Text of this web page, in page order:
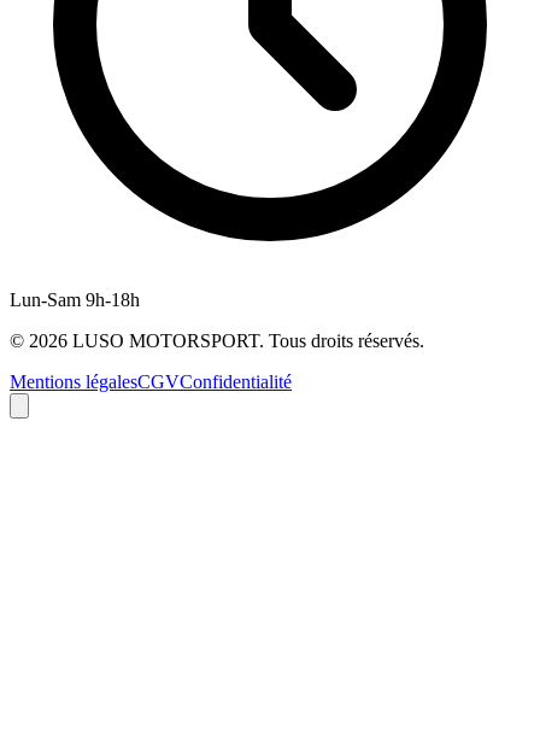
Lun-Sam 9h-18h
© 2026 LUSO MOTORSPORT. Tous droits réservés.
Mentions légalesCGVConfidentialité